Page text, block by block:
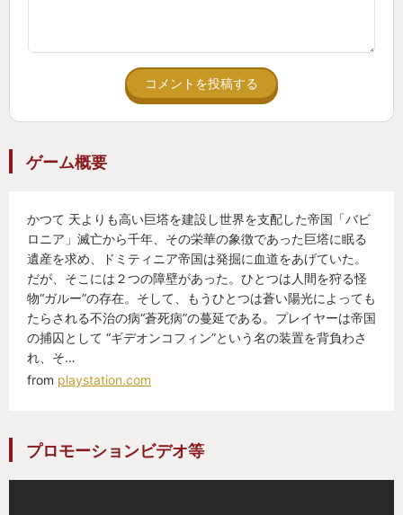
武器の組み合わせを
考えるの面倒だし、どうせ強い武器でごり押せばい
ハクスラとしてのサクサク周回が出来ない
一匹倒すのに時間がかかりゲームのテンポが悪い
それでいてゲーム難易度自体はただ単に敵が固いだ
難易度低いのは物足りないと散々な評価
更に発売日の前日にはエルデンリングが発売され
フロム死にゲーこそ最高！
アクションRPGは何度も死んでパターンを繰り返し
て楽しむ事こそが
ゲーマーとしてのステータスと、世間的にも大きく
盛り上がる状態に。
り多くの部分で
修正がかかりました。
コメントを投稿する
ゲーム概要
かつて 天よりも高い巨塔を建設し世界を支配した帝国「バビ
ロニア」滅亡から千年、その栄華の象徴であった巨塔に眠る
遺産を求め、ドミティニア帝国は発掘に血道をあげていた。
だが、そこには２つの障壁があった。ひとつは人間を狩る怪
物“ガルー”の存在。そして、もうひとつは蒼い陽光によっても
たらされる不治の病“蒼死病”の蔓延である。プレイヤーは帝国
の捕囚として “ギデオンコフィン”という名の装置を背負わさ
れ、そ…
from playstation.com
プロモーションビデオ等